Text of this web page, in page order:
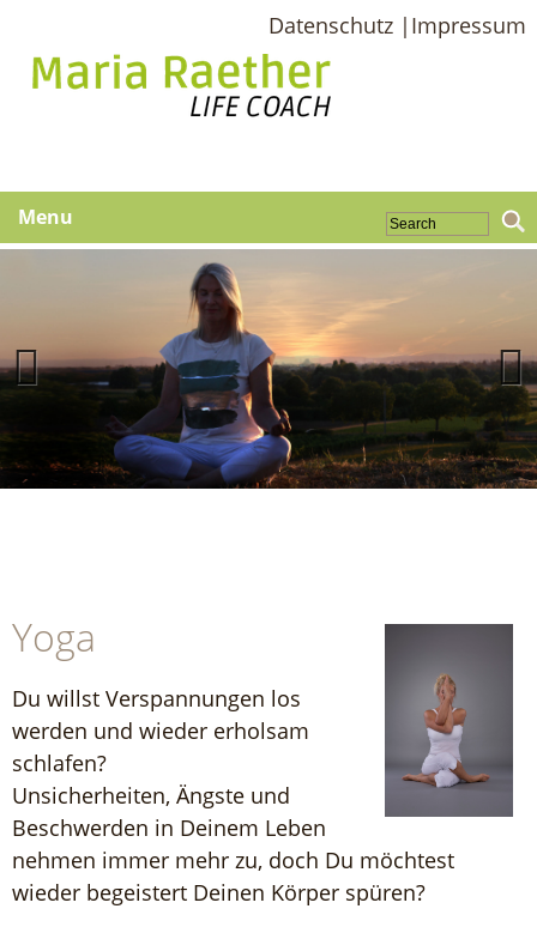
Impressum
Datenschutz |
Menu
Previous Next
Yoga
Du willst Verspannungen los
werden und wieder erholsam
schlafen?
Unsicherheiten, Ängste und
Beschwerden in Deinem Leben
nehmen immer mehr zu, doch Du möchtest
wieder begeistert Deinen Körper spüren?